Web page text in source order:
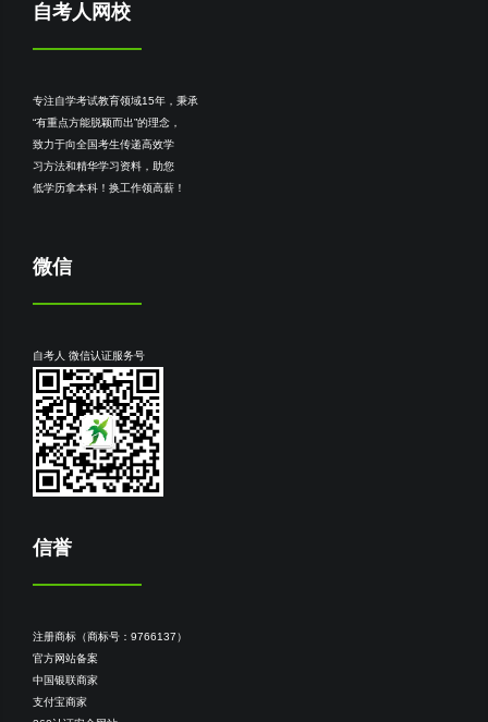
自考人网校
专注自学考试教育领域15年，秉承
“有重点方能脱颖而出”的理念，
致力于向全国考生传递高效学
习方法和精华学习资料，助您
低学历拿本科！换工作领高薪！
微信
自考人 微信认证服务号
信誉
注册商标（商标号：9766137）
官方网站备案
中国银联商家
支付宝商家